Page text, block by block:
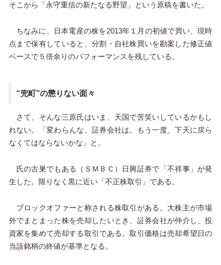
そこから「永守重信の新たなる野望」という原稿を書いた。
ちなみに、日本電産の株を2013年１月の初値で買い、現時
点まで保有していると、分割・自社株買いを勘案した修正値
ベースで５倍余りのパフォーマンスを残している。
“兜町”の懲りない面々
さて、そんな三原氏はいま、天国で苦笑いしているかもし
れない。「変わらんな、証券会社は。もう一度、下天に戻ら
なくてはならないかな」と。
氏の古巣でもある（ＳＭＢＣ）日興証券で「不祥事」が発
生した。限りなく黒に近い「不正株取引」である。
ブロックオファーと称される株取引がある。大株主が市場
外でまとまった株を売却したいとき、証券会社が仲介し、投
資家を集めて売却する取引である。取引価格は売却希望日の
当該銘柄の終値が基準となる。